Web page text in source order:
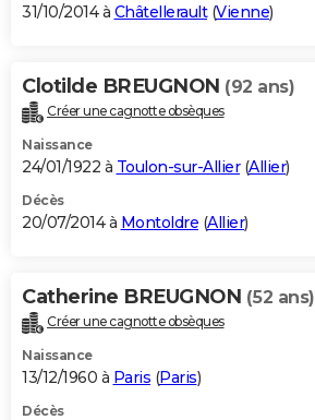
31/10/2014 à Châtellerault(Vienne)
Clotilde BREUGNON (92 ans)
Créer une cagnotte obsèques
Naissance
24/01/1922 à Toulon-sur-Allier(Allier)
Décès
20/07/2014 à Montoldre (Allier)
Catherine BREUGNON (52 ans)
Créer une cagnotte obsèques
Naissance
13/12/1960 à Paris (Paris)
Décès